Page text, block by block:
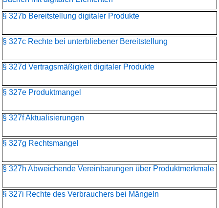
§ 327b Bereitstellung digitaler Produkte
§ 327c Rechte bei unterbliebener Bereitstellung
§ 327d Vertragsmäßigkeit digitaler Produkte
§ 327e Produktmangel
§ 327f Aktualisierungen
§ 327g Rechtsmangel
§ 327h Abweichende Vereinbarungen über Produktmerkmale
§ 327i Rechte des Verbrauchers bei Mängeln